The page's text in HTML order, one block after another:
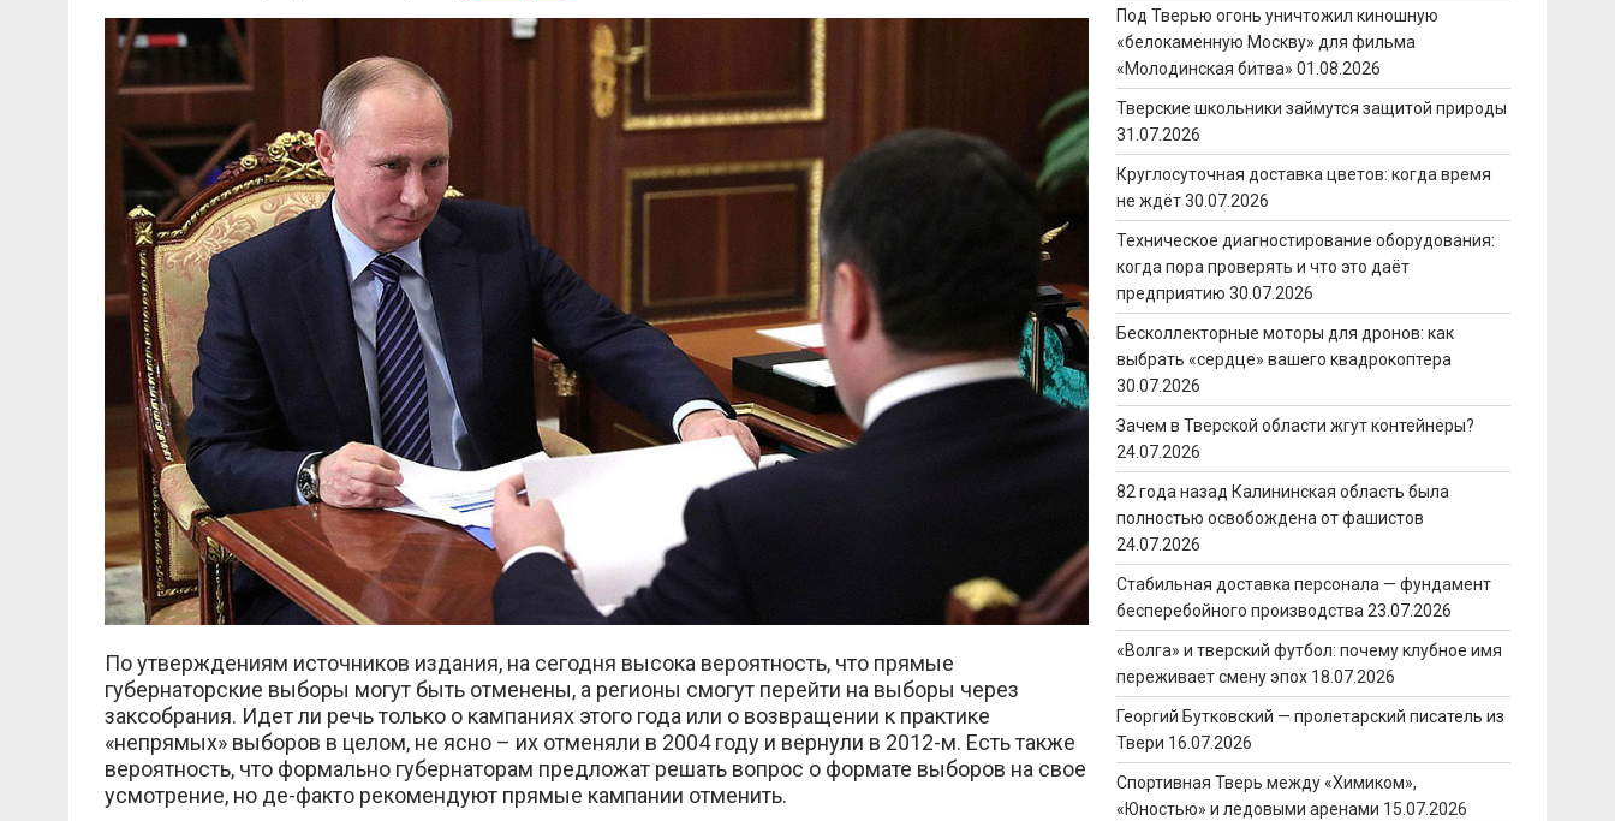
По утверждениям источников издания, на сегодня высока вероятность, что прямые
губернаторские выборы могут быть отменены, а регионы смогут перейти на выборы через
заксобрания. Идет ли речь только о кампаниях этого года или о возвращении к практике
«непрямых» выборов в целом, не ясно – их отменяли в 2004 году и вернули в 2012-м. Есть также
вероятность, что формально губернаторам предложат решать вопрос о формате выборов на свое
усмотрение, но де-факто рекомендуют прямые кампании отменить.
Под Тверью огонь уничтожил киношную
«белокаменную Москву» для фильма
«Молодинская битва» 01.08.2026
Тверские школьники займутся защитой природы
31.07.2026
Круглосуточная доставка цветов: когда время
не ждёт 30.07.2026
Техническое диагностирование оборудования:
когда пора проверять и что это даёт
предприятию 30.07.2026
Бесколлекторные моторы для дронов: как
выбрать «сердце» вашего квадрокоптера
30.07.2026
Зачем в Тверской области жгут контейнеры?
24.07.2026
82 года назад Калининская область была
полностью освобождена от фашистов
24.07.2026
Стабильная доставка персонала — фундамент
бесперебойного производства 23.07.2026
«Волга» и тверский футбол: почему клубное имя
переживает смену эпох 18.07.2026
Георгий Бутковский — пролетарский писатель из
Твери 16.07.2026
Спортивная Тверь между «Химиком»,
«Юностью» и ледовыми аренами 15.07.2026